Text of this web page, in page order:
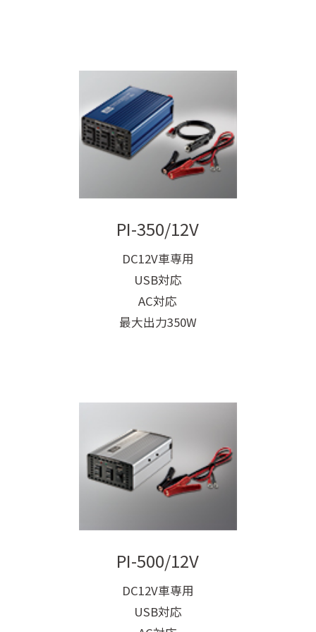
PI-350/12V
DC12V車専用
USB対応
AC対応
最大出力350W
PI-500/12V
DC12V車専用
USB対応